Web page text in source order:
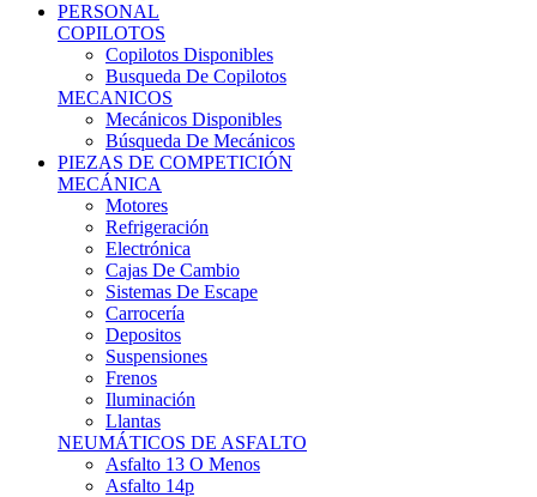
Copilotos Disponibles
Busqueda De Copilotos
MECANICOS
Mecánicos Disponibles
Búsqueda De Mecánicos
PIEZAS DE COMPETICIÓN
MECÁNICA
Motores
Refrigeración
Electrónica
Cajas De Cambio
Sistemas De Escape
Carrocería
Depositos
Suspensiones
Frenos
Iluminación
Llantas
NEUMÁTICOS DE ASFALTO
Asfalto 13 O Menos
Asfalto 14p
Asfalto 15p